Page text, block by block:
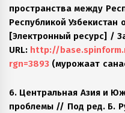
пространства между
Республикой Узбекистан
[Электронный ресурс] /
URL: http://
rgn=3893 (мурожаат
6. Центральная Азия и
проблемы // Под ред. Б.